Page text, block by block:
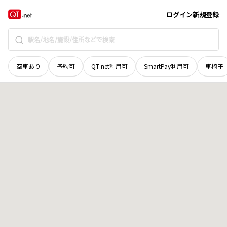
ログイン新規登録
空車あり 予約可 QT-net利用可 SmartPay利用可 車椅子
岡山県